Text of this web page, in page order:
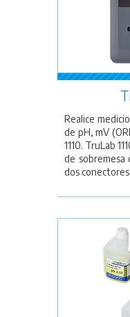
Realice
de pH, mV
1110. TruLab
de sobremesa
dos conectores